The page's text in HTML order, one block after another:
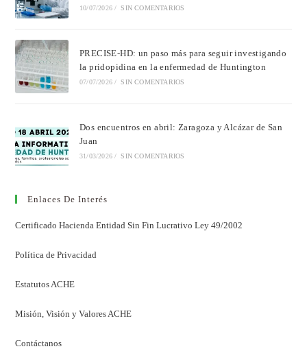
10/07/2026 / SIN COMENTARIOS
PRECISE-HD: un paso más para seguir investigando
la pridopidina en la enfermedad de Huntington
07/07/2026 / SIN COMENTARIOS
Dos encuentros en abril: Zaragoza y Alcázar de San
Juan
31/03/2026 / SIN COMENTARIOS
Enlaces De Interés
Certificado Hacienda Entidad Sin Fin Lucrativo Ley 49/2002
Política de Privacidad
Estatutos ACHE
Misión, Visión y Valores ACHE
Contáctanos